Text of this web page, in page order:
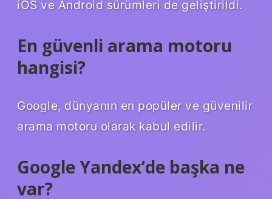
iOS ve Android sürümleri de geliştirildi.
En güvenli arama motoru
hangisi?
Google, dünyanın en popüler ve güvenilir
arama motoru olarak kabul edilir.
Google Yandex’de başka ne
var?